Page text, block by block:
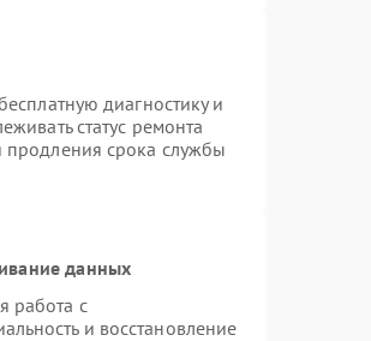
диагностику и
статус ремонта
продления срока службы
данных
работа с
и восстановление